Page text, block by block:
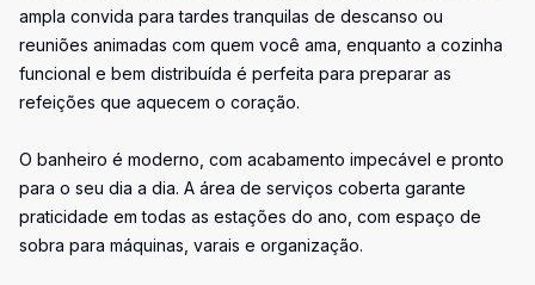
ampla convida para tardes tranquilas de descanso ou
reuniões animadas com quem você ama, enquanto a cozinha
funcional e bem distribuída é perfeita para preparar as
refeições que aquecem o coração.
O banheiro é moderno, com acabamento impecável e pronto
para o seu dia a dia. A área de serviços coberta garante
praticidade em todas as estações do ano, com espaço de
sobra para máquinas, varais e organização.